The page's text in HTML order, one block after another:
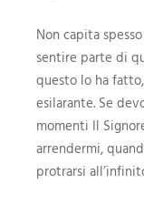
Non capita
sentire parte di
questo lo ha
esilarante. Se
momenti Il
arrendermi,
protrarsi